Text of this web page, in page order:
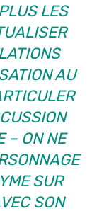
LES
AU
– ON NE
SUR
SON